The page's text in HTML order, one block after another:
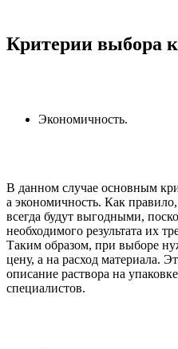
Критерии выбора
Экономичность.
В данном случае основным
а экономичность. Как
всегда будут выгодными,
необходимого результата их
Таким образом, при выборе
цену, а на расход материала.
описание раствора на
специалистов.